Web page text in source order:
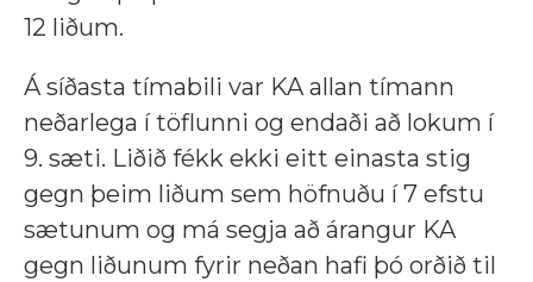
12 liðum.
Á síðasta tímabili var KA allan tímann
neðarlega í töflunni og endaði að lokum í
9. sæti. Liðið fékk ekki eitt einasta stig
gegn þeim liðum sem höfnuðu í 7 efstu
sætunum og má segja að árangur KA
gegn liðunum fyrir neðan hafi þó orðið til